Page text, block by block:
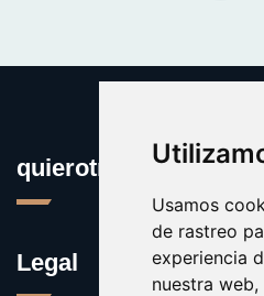
Usamos
de rastreo
experiencia
nuestra
quierotrabajar.es
Legal